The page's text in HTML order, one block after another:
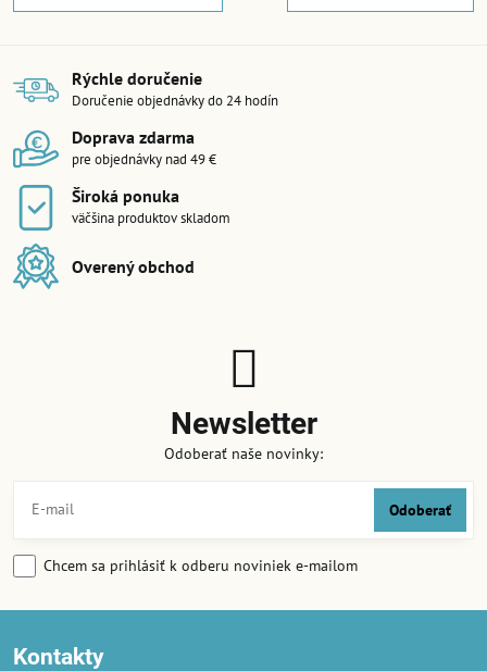
Rýchle doručenie
Doručenie objednávky do 24 hodín
Doprava zdarma
pre objednávky nad 49 €
Široká ponuka
väčšina produktov skladom
Overený obchod
Newsletter
Odoberať naše novinky:
Odoberať
Chcem sa prihlásiť k odberu noviniek e-mailom
Kontakty